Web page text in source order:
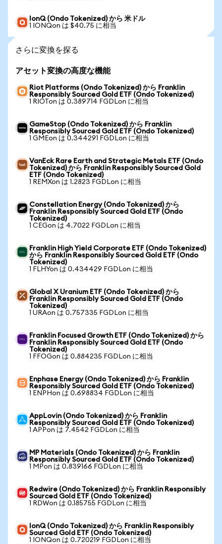
IonQ (Ondo Tokenized) から 米ドル
1 IONQon は $40.75 に相当
さらに変換を探る
アセット変換の高度な機能
Riot Platforms (Ondo Tokenized) から Franklin
Responsibly Sourced Gold ETF (Ondo Tokenized)
1 RIOTon は 0.389714 FGDLon に相当
GameStop (Ondo Tokenized) から Franklin
Responsibly Sourced Gold ETF (Ondo Tokenized)
1 GMEon は 0.344291 FGDLon に相当
VanEck Rare Earth and Strategic Metals ETF (Ondo
Tokenized) から Franklin Responsibly Sourced Gold
ETF (Ondo Tokenized)
1 REMXon は 1.2823 FGDLon に相当
Constellation Energy (Ondo Tokenized) から
Franklin Responsibly Sourced Gold ETF (Ondo
Tokenized)
1 CEGon は 4.7022 FGDLon に相当
Franklin High Yield Corporate ETF (Ondo Tokenized)
から Franklin Responsibly Sourced Gold ETF (Ondo
Tokenized)
1 FLHYon は 0.434429 FGDLon に相当
Global X Uranium ETF (Ondo Tokenized) から
Franklin Responsibly Sourced Gold ETF (Ondo
Tokenized)
1 URAon は 0.757335 FGDLon に相当
Franklin Focused Growth ETF (Ondo Tokenized) から
Franklin Responsibly Sourced Gold ETF (Ondo
Tokenized)
1 FFOGon は 0.884235 FGDLon に相当
Enphase Energy (Ondo Tokenized) から Franklin
Responsibly Sourced Gold ETF (Ondo Tokenized)
1 ENPHon は 0.698834 FGDLon に相当
AppLovin (Ondo Tokenized) から Franklin
Responsibly Sourced Gold ETF (Ondo Tokenized)
1 APPon は 7.4542 FGDLon に相当
MP Materials (Ondo Tokenized) から Franklin
Responsibly Sourced Gold ETF (Ondo Tokenized)
1 MPon は 0.839166 FGDLon に相当
Redwire (Ondo Tokenized) から Franklin Responsibly
Sourced Gold ETF (Ondo Tokenized)
1 RDWon は 0.185755 FGDLon に相当
IonQ (Ondo Tokenized) から Franklin Responsibly
Sourced Gold ETF (Ondo Tokenized)
1 IONQon は 0.720219 FGDLon に相当